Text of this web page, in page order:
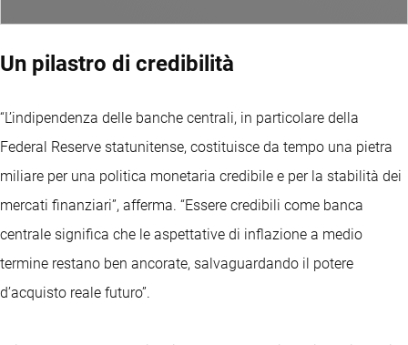
Un pilastro di credibilità
“L’indipendenza delle banche centrali, in particolare della
Federal Reserve statunitense, costituisce da tempo una pietra
miliare per una politica monetaria credibile e per la stabilità dei
mercati finanziari”, afferma. “Essere credibili come banca
centrale significa che le aspettative di inflazione a medio
termine restano ben ancorate, salvaguardando il potere
d’acquisto reale futuro”.